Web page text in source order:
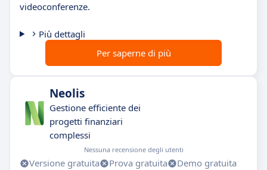
videoconferenze.
Più dettagli
Per saperne di più
Neolis
Gestione efficiente dei
progetti finanziari
complessi
Nessuna recensione degli utenti
Versione gratuita Prova gratuita
Demo gratuita